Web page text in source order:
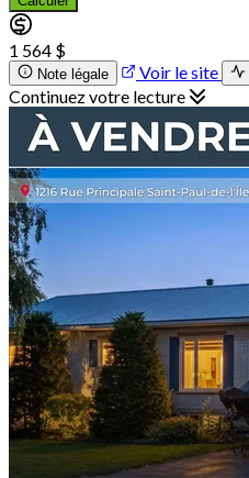
1 564 $
Note légale Voir le site
Continuez votre lecture